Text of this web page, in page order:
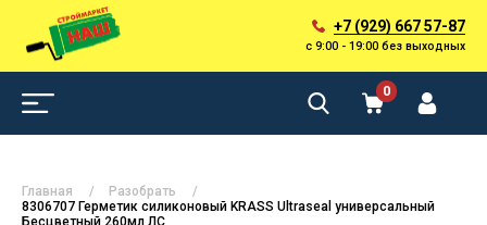
+7 (929) 667 57-87
с 9:00 - 19:00 без выходных
0
Главная
Разобрать
8306707 Герметик силиконовый KRASS Ultraseal универсальный
Бесцветный 260мл ЛС